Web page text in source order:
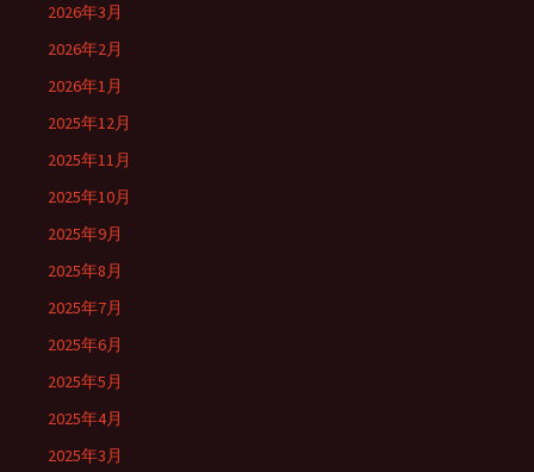
2026年3月
2026年2月
2026年1月
2025年12月
2025年11月
2025年10月
2025年9月
2025年8月
2025年7月
2025年6月
2025年5月
2025年4月
2025年3月